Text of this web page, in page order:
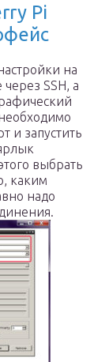
Pi
на
SSH, а
и запустить
выбрать
каким
надо